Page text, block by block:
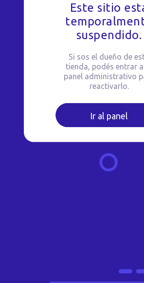
Este sitio
suspendido.
Si sos el dueño de
tienda, podés entrar
panel administrativo
reactivarlo.
Ir al panel